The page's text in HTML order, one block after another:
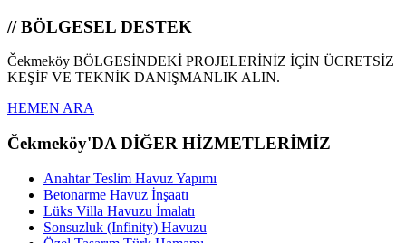
// BÖLGESEL DESTEK
Čekmeköy BÖLGESİNDEKİ PROJELERİNİZ İÇİN ÜCRETSİZ
KEŞİF VE TEKNİK DANIŞMANLIK ALIN.
HEMEN ARA
Čekmeköy'DA DİĞER HİZMETLERİMİZ
Anahtar Teslim Havuz Yapımı
Betonarme Havuz İnşaatı
Lüks Villa Havuzu İmalatı
Sonsuzluk (Infinity) Havuzu